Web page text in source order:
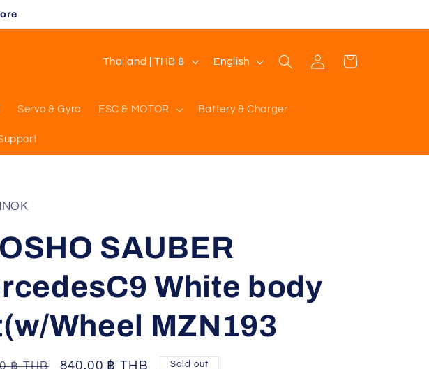
Servo & Gyro ESC & MOTOR Battery & Charger
C
u
t
r
g
o
n
Thailand | THB ฿
L
n
u
English
Log
in
Cart
SAUBER
White body
Wheel MZN193
฿ THB
Sale
840.00 ฿ THB Sold out